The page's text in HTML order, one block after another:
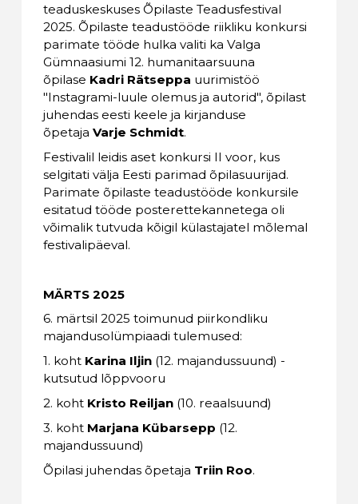
teaduskeskuses Õpilaste Teadusfestival
2025. Õpilaste teadustööde riikliku konkursi
parimate tööde hulka valiti ka Valga
Gümnaasiumi 12. humanitaarsuuna
õpilase Kadri Rätseppa uurimistöö
"Instagrami-luule olemus ja autorid", õpilast
juhendas eesti keele ja kirjanduse
õpetaja Varje Schmidt.
Festivalil leidis aset konkursi II voor, kus
selgitati välja Eesti parimad õpilasuurijad.
Parimate õpilaste teadustööde konkursile
esitatud tööde posterettekannetega oli
võimalik tutvuda kõigil külastajatel mõlemal
festivalipäeval.
MÄRTS 2025
6. märtsil 2025 toimunud piirkondliku
majandusolümpiaadi tulemused:
1. koht Karina Iljin(12. majandussuund) -
kutsutud lõppvooru
2. koht Kristo Reiljan(10. reaalsuund)
3. koht Marjana Kübarsepp (12.
majandussuund)
Õpilasi juhendas õpetaja Triin Roo.